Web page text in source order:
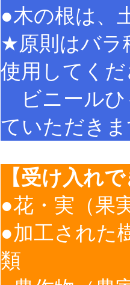
●木の根は、
★原則はバラ
使用してく
ビニールひ
ていただき
【受け入れ
●花・実（果
●加工された
類